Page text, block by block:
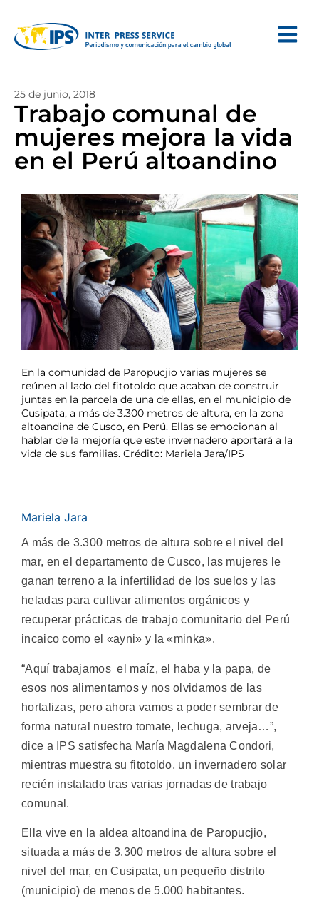
25 de junio, 2018
Trabajo comunal de
mujeres mejora la vida
en el Perú altoandino
En la comunidad de Paropucjio varias mujeres se
reúnen al lado del fitotoldo que acaban de construir
juntas en la parcela de una de ellas, en el municipio de
Cusipata, a más de 3.300 metros de altura, en la zona
altoandina de Cusco, en Perú. Ellas se emocionan al
hablar de la mejoría que este invernadero aportará a la
vida de sus familias. Crédito: Mariela Jara/IPS
Mariela Jara
A más de 3.300 metros de altura sobre el nivel del
mar, en el departamento de Cusco, las mujeres le
ganan terreno a la infertilidad de los suelos y las
heladas para cultivar alimentos orgánicos y
recuperar prácticas de trabajo comunitario del Perú
incaico como el «ayni» y la «minka».
“Aquí trabajamos el maíz, el haba y la papa, de
esos nos alimentamos y nos olvidamos de las
hortalizas, pero ahora vamos a poder sembrar de
forma natural nuestro tomate, lechuga, arveja…”,
dice a IPS satisfecha María Magdalena Condori,
mientras muestra su fitotoldo, un invernadero solar
recién instalado tras varias jornadas de trabajo
comunal.
Ella vive en la aldea altoandina de Paropucjio,
situada a más de 3.300 metros de altura sobre el
nivel del mar, en Cusipata, un pequeño distrito
(municipio) de menos de 5.000 habitantes.